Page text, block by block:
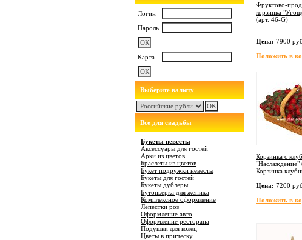
Логин
Пароль
Карта
Выберите валюту
Все для свадьбы
Букеты невесты
Аксессуары для гостей
Арки из цветов
Браслеты из цветов
Букет подружки невесты
Букеты для гостей
Букеты дублеры
Бутоньерка для жениха
Комплексное оформление
Лепестки роз
Оформление авто
Оформление ресторана
Подушки для колец
Цветы в прическу
Фруктово-
корзинка
(арт. 46-G)
Цена: 7900
Положить в
Корзинка с
"Наслаждение"
Корзинка
Цена: 7200
Положить в